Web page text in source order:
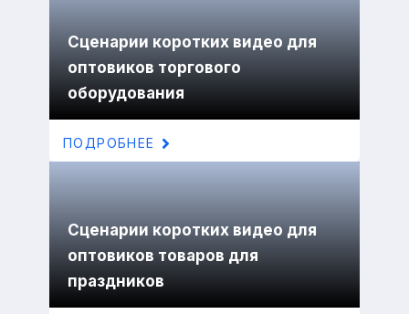
Сценарии коротких видео для
оптовиков торгового
оборудования
ПОДРОБНЕЕ
Сценарии коротких видео для
оптовиков товаров для
праздников